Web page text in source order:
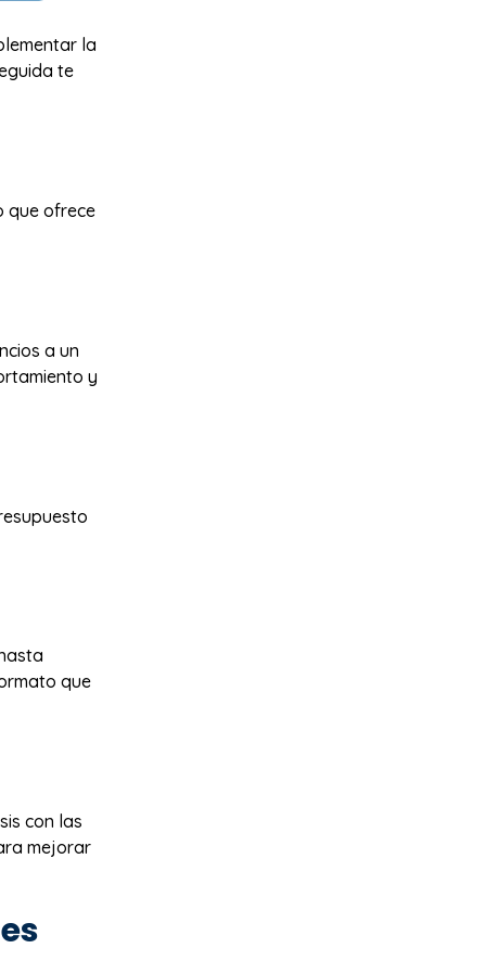
la
te
que ofrece
a un
y
que
con las
mejorar